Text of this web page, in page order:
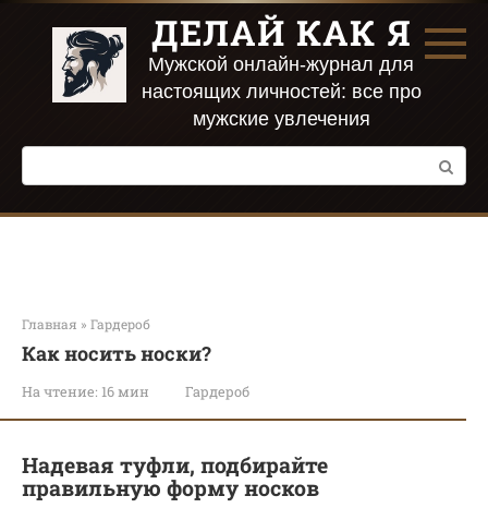
Перейти
контенту
ДЕЛАЙ КАК Я
Мужской онлайн-журнал для
настоящих личностей: все про
мужские увлечения
Поиск:
Главная » Гардероб
Как носить носки?
На чтение: 16 мин Гардероб
Надевая туфли, подбирайте
правильную форму носков